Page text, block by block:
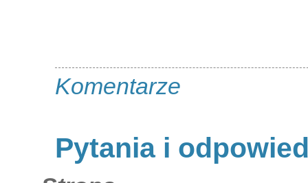
Komentarze
Pytania i